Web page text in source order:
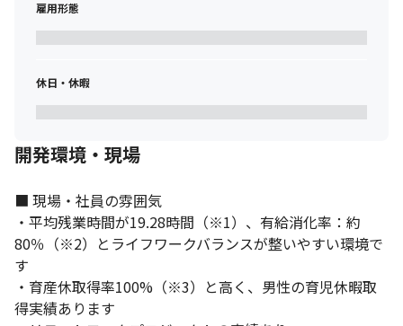
雇用形態
休日・休暇
開発環境・現場
■ 現場・社員の雰囲気
・平均残業時間が19.28時間（※1）、有給消化率：約
80％（※2）とライフワークバランスが整いやすい環境で
す
・育産休取得率100%（※3）と高く、男性の育児休暇取
得実績あります